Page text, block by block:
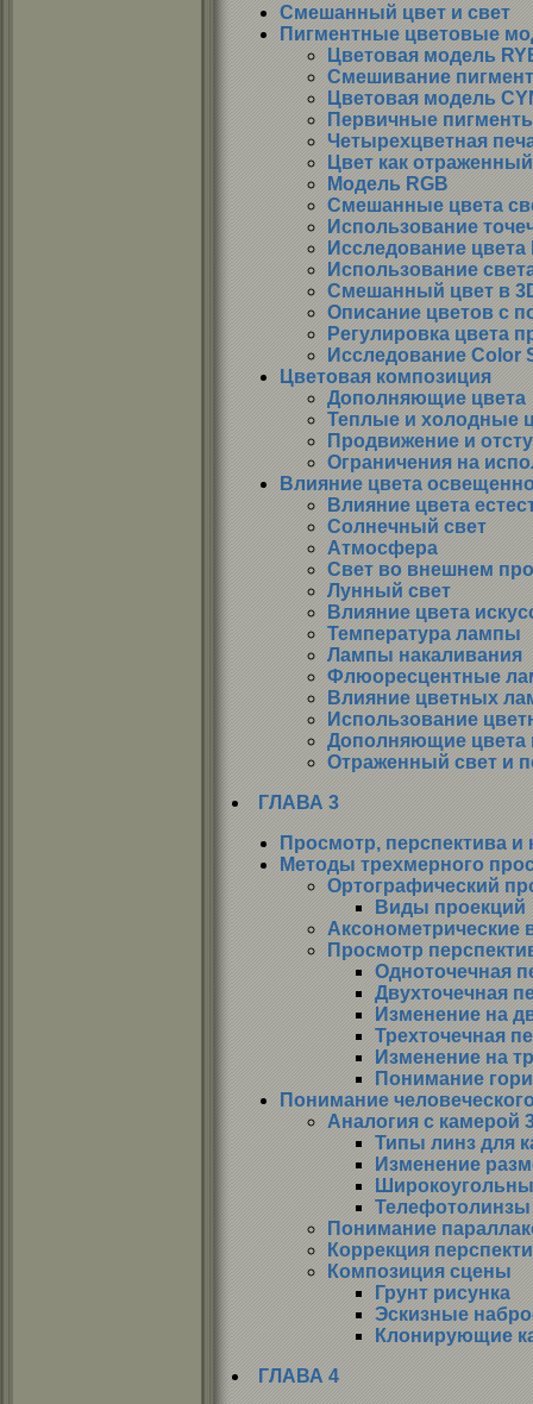
Смешанный цвет и свет
Пигментные цветовые
Цветовая модель
Смешивание
Цветовая модель
Первичные
Четырехцветная
Цвет как
Модель RGB
Смешанные цвета
Использование
Исследование цвета
Использование
Смешанный цвет в
Описание цветов с
Регулировка цвета
Исследование Color
Цветовая композиция
Дополняющие цвета
Теплые и холодные
Продвижение и
Ограничения на
Влияние цвета
Влияние цвета
Солнечный свет
Атмосфера
Свет во внешнем
Лунный свет
Влияние цвета
Температура лампы
Лампы накаливания
Флюоресцентные
Влияние цветных
Использование
Дополняющие цвета
Отраженный свет и
ГЛАВА 3
Просмотр, перспектива и
Методы трехмерного
Ортографический
Виды проекций
Аксонометрические
Просмотр
Одноточечная
Двухточечная
Изменение на
Трехточечная
Изменение на
Понимание
Понимание
Аналогия с камерой
Типы линз для
Изменение
Телефотолинзы
Понимание
Коррекция
Композиция сцены
Грунт рисунка
Эскизные
Клонирующие
ГЛАВА 4